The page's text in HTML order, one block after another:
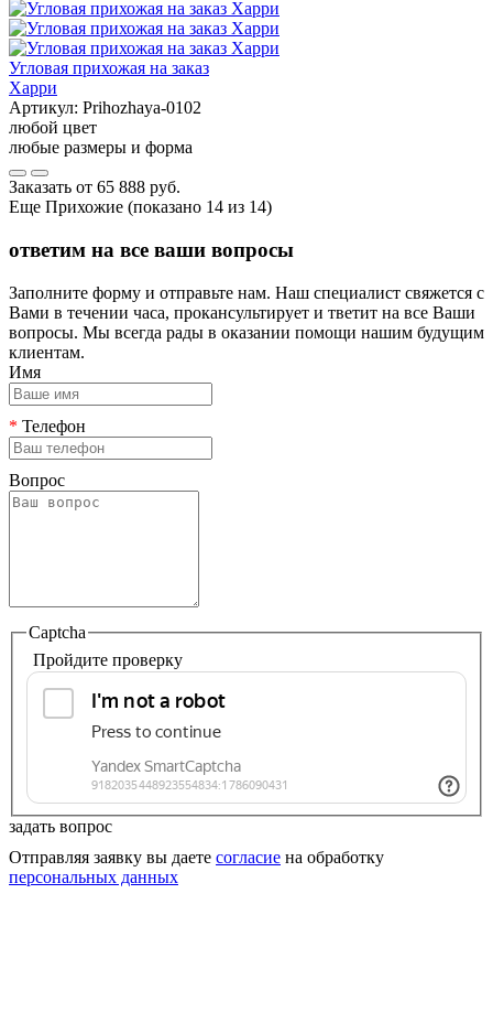
Угловая прихожая на заказ
Харри
Артикул: Prihozhaya-0102
любой цвет
любые размеры и форма
Заказать от 65 888 руб.
Еще Прихожие (показано 14 из 14)
ответим на все ваши вопросы
Заполните форму и отправьте нам. Наш специалист свяжется с
Вами в течении часа, прокансультирует и тветит на все Ваши
вопросы. Мы всегда рады в оказании помощи нашим будущим
клиентам.
Имя
* Телефон
Вопрос
Captcha
Пройдите проверку
задать вопрос
Отправляя заявку вы даете согласие на обработку
персональных данных